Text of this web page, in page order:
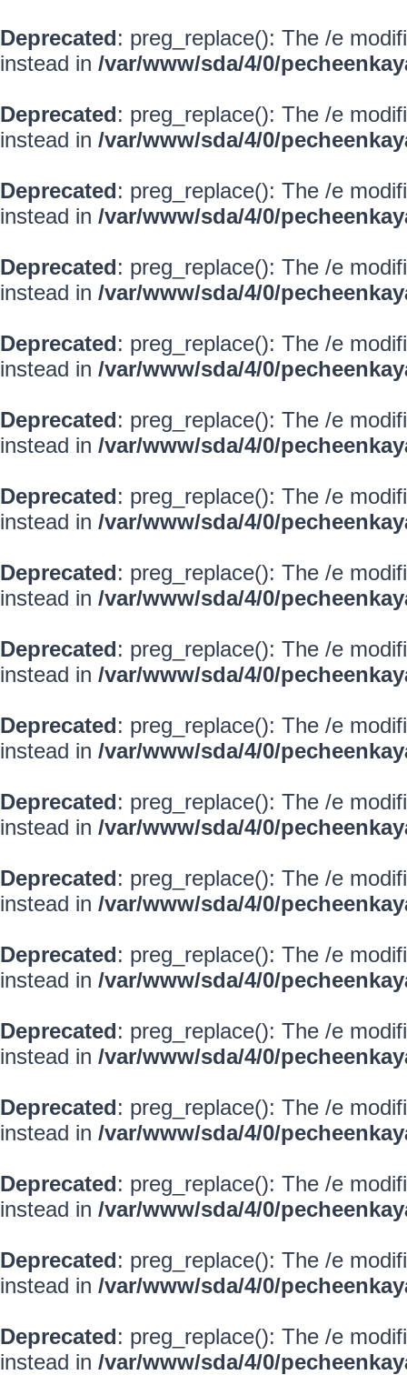
Deprecated: preg_replace(): The /e
instead in /var/www/sda/4/0/
Deprecated: preg_replace(): The /e
instead in /var/www/sda/4/0/
Deprecated: preg_replace(): The /e
instead in /var/www/sda/4/0/
Deprecated: preg_replace(): The /e
instead in /var/www/sda/4/0/
Deprecated: preg_replace(): The /e
instead in /var/www/sda/4/0/
Deprecated: preg_replace(): The /e
instead in /var/www/sda/4/0/
Deprecated: preg_replace(): The /e
instead in /var/www/sda/4/0/
Deprecated: preg_replace(): The /e
instead in /var/www/sda/4/0/
Deprecated: preg_replace(): The /e
instead in /var/www/sda/4/0/
Deprecated: preg_replace(): The /e
instead in /var/www/sda/4/0/
Deprecated: preg_replace(): The /e
instead in /var/www/sda/4/0/
Deprecated: preg_replace(): The /e
instead in /var/www/sda/4/0/
Deprecated: preg_replace(): The /e
instead in /var/www/sda/4/0/
Deprecated: preg_replace(): The /e
instead in /var/www/sda/4/0/
Deprecated: preg_replace(): The /e
instead in /var/www/sda/4/0/
Deprecated: preg_replace(): The /e
instead in /var/www/sda/4/0/
Deprecated: preg_replace(): The /e
instead in /var/www/sda/4/0/
Deprecated: preg_replace(): The /e
instead in /var/www/sda/4/0/